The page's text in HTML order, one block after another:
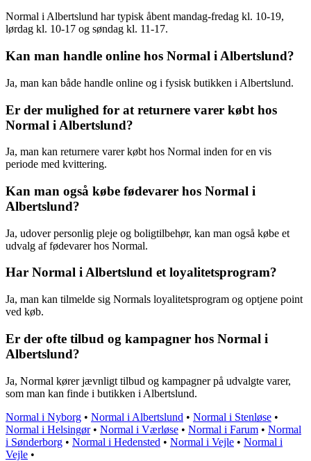
Normal i Albertslund har typisk åbent mandag-fredag kl. 10-19,
lørdag kl. 10-17 og søndag kl. 11-17.
Kan man handle online hos Normal i Albertslund?
Ja, man kan både handle online og i fysisk butikken i Albertslund.
Er der mulighed for at returnere varer købt hos
Normal i Albertslund?
Ja, man kan returnere varer købt hos Normal inden for en vis
periode med kvittering.
Kan man også købe fødevarer hos Normal i
Albertslund?
Ja, udover personlig pleje og boligtilbehør, kan man også købe et
udvalg af fødevarer hos Normal.
Har Normal i Albertslund et loyalitetsprogram?
Ja, man kan tilmelde sig Normals loyalitetsprogram og optjene point
ved køb.
Er der ofte tilbud og kampagner hos Normal i
Albertslund?
Ja, Normal kører jævnligt tilbud og kampagner på udvalgte varer,
som man kan finde i butikken i Albertslund.
Normal i Nyborg • Normal i Albertslund • Normal i Stenløse •
Normal i Helsingør• Normal i Værløse • Normal i Farum • Normal
i Sønderborg • Normal i Hedensted • Normal i Vejle • Normal i
Vejle •